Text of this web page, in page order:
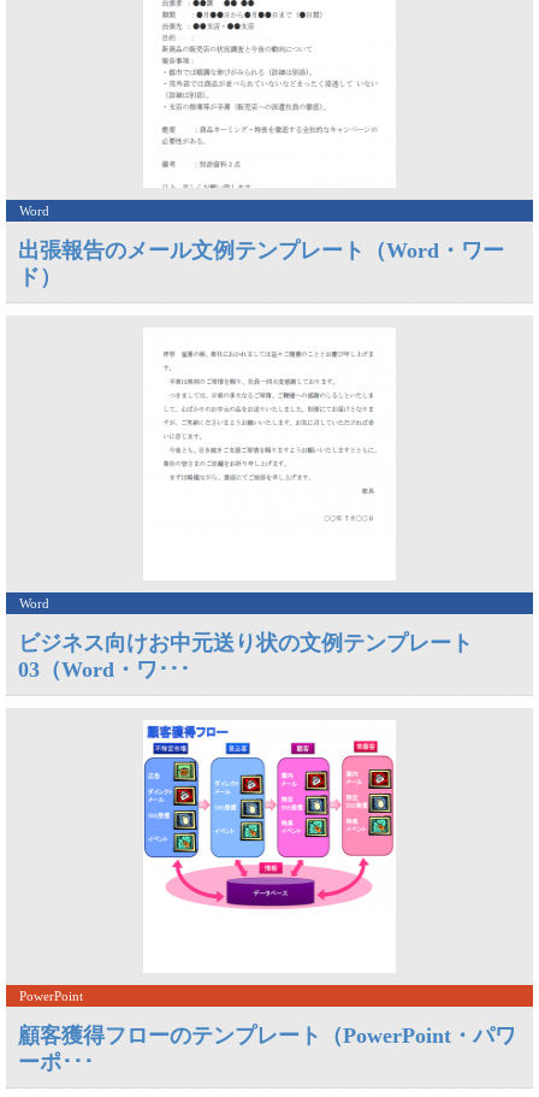
Word
出張報告のメール文例テンプレート（Word・ワー
ド）
Word
ビジネス向けお中元送り状の文例テンプレート
03（Word・ワ･･･
PowerPoint
顧客獲得フローのテンプレート（PowerPoint・パワ
ーポ･･･